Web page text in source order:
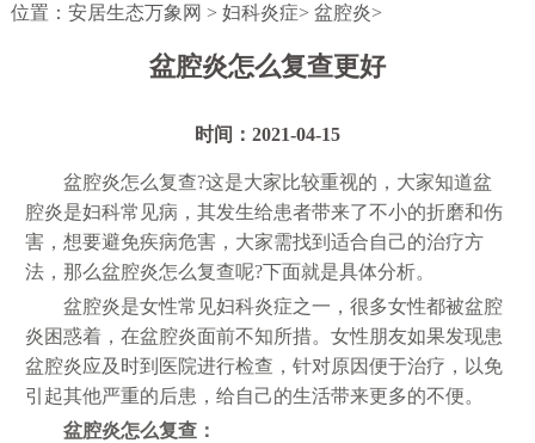
位置： 安居生态万象网 > 妇科炎症> 盆腔炎>
盆腔炎怎么复查更好
时间：2021-04-15
盆腔炎怎么复查?这是大家比较重视的，大家知道盆
腔炎是妇科常见病，其发生给患者带来了不小的折磨和伤
害，想要避免疾病危害，大家需找到适合自己的治疗方
法，那么盆腔炎怎么复查呢?下面就是具体分析。
盆腔炎是女性常见妇科炎症之一，很多女性都被盆腔
炎困惑着，在盆腔炎面前不知所措。女性朋友如果发现患
盆腔炎应及时到医院进行检查，针对原因便于治疗，以免
引起其他严重的后患，给自己的生活带来更多的不便。
盆腔炎怎么复查：